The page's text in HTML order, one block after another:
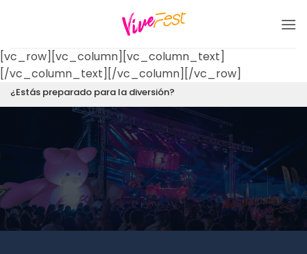
[vc_row][vc_column][vc_column_text]
[/vc_column_text][/vc_column][/vc_row]
¿Estás preparado para la diversión?